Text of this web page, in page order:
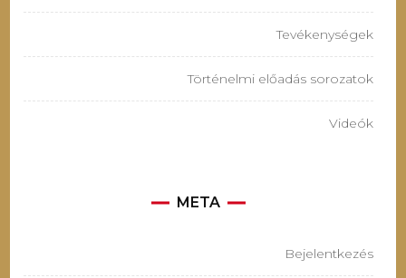
Tevékenységek
Történelmi előadás sorozatok
Videók
META
Bejelentkezés